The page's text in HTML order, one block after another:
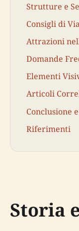
Strutture e
Consigli di
Attrazioni
Domande
Elementi
Articoli
Conclusione
Riferimenti
Storia